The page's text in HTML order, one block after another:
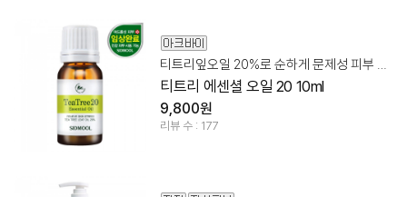
티트리 에센셜 오일 20 10ml
9,800원
리뷰 수 : 177